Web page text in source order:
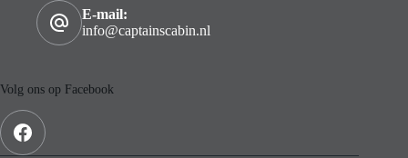
E-mail:
info@captainscabin.nl
Volg ons op Facebook